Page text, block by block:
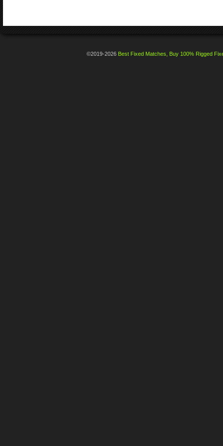
©2019-2026 Best Fixed Matches, Buy 100% Rigged